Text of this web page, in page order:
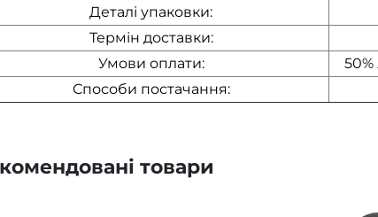
Деталі упаковки:
Термін доставки:
Умови оплати:
Способи постачання:
товари